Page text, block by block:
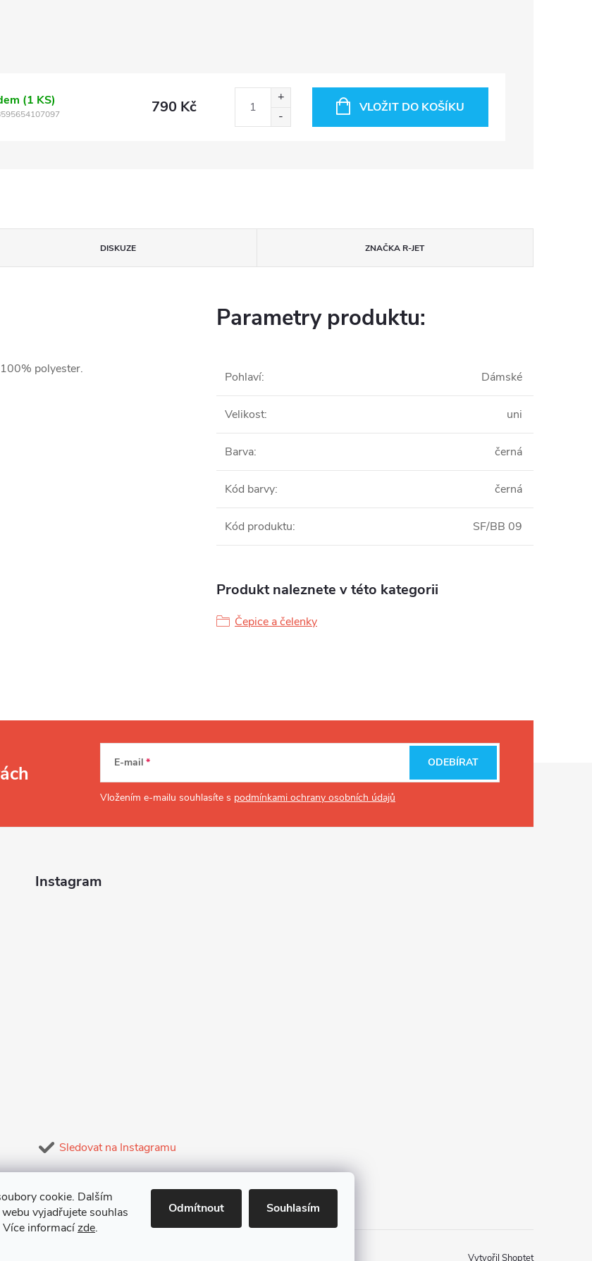
cookie. Dalším
vyjadřujete souhlas
Více informacízde.
Odmítnout Souhlasím
(1 KS) 790 Kč VLOŽIT DO KOŠÍKU
DISKUZE ZNAČKA R-JET
polyester.
Parametry produktu:
Pohlaví: Dámské
Velikost: uni
Barva: černá
Kód barvy: černá
Kód produktu: SF/BB 09
Produkt naleznete v této kategorii
Čepice a čelenky
E-mail
Vložením e-mailu souhlasíte s podmínkami ochrany osobních údajů
ODEBÍRAT
Instagram
Sledovat na Instagramu
Vytvořil Shoptet